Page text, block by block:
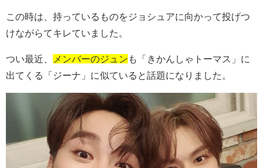
この時は、持っているものをジョシュアに向かって投げつ
けながらてキレていました。
つい最近、 メンバーのジュン も「きかんしゃトーマス」に
出てくる「ジーナ」に似ていると話題になりました。